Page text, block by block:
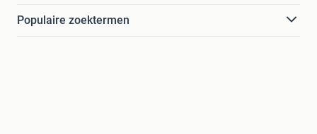
Populaire zoektermen